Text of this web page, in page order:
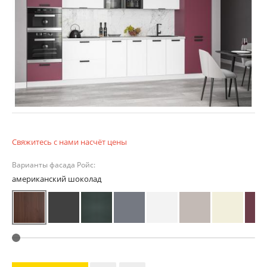
Свяжитесь с нами насчёт цены
Варианты фасада Ройс:
американский шоколад